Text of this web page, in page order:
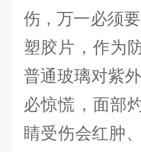
伤，万一必须
塑胶片，作为
普通玻璃对紫
必惊慌，面部
睛受伤会红肿